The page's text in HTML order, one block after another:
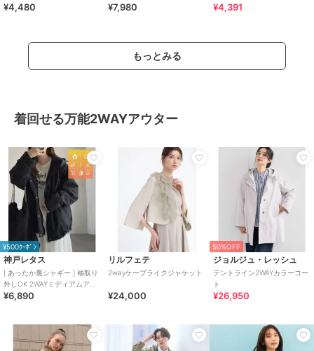
¥4,480
ラーコート
¥7,980 ¥4,391
もっとみる
着回せる万能2WAYアウター
¥500ｸｰﾎﾟﾝ
神戸レタス
[ あったか裏シャギー ] 袖取り
外しOK 2WAYミディアムアウ
ター [K1380]
¥6,890
リルフェテ
2wayケープライクジャケット
¥24,000
50%OFF
ジョルジュ・レッシュ
テントライン2WAYカラーコー
ト
¥26,950